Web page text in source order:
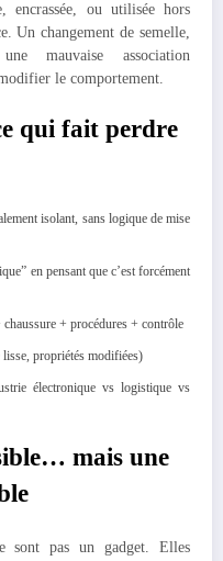
encrassée, ou utilisée hors
Un changement de semelle,
mauvaise association
le comportement.
qui fait perdre
isolant, sans logique de mise
en pensant que c’est forcément
+ procédures + contrôle
propriétés modifiées)
électronique vs logistique vs
mais une
sont pas un gadget. Elles